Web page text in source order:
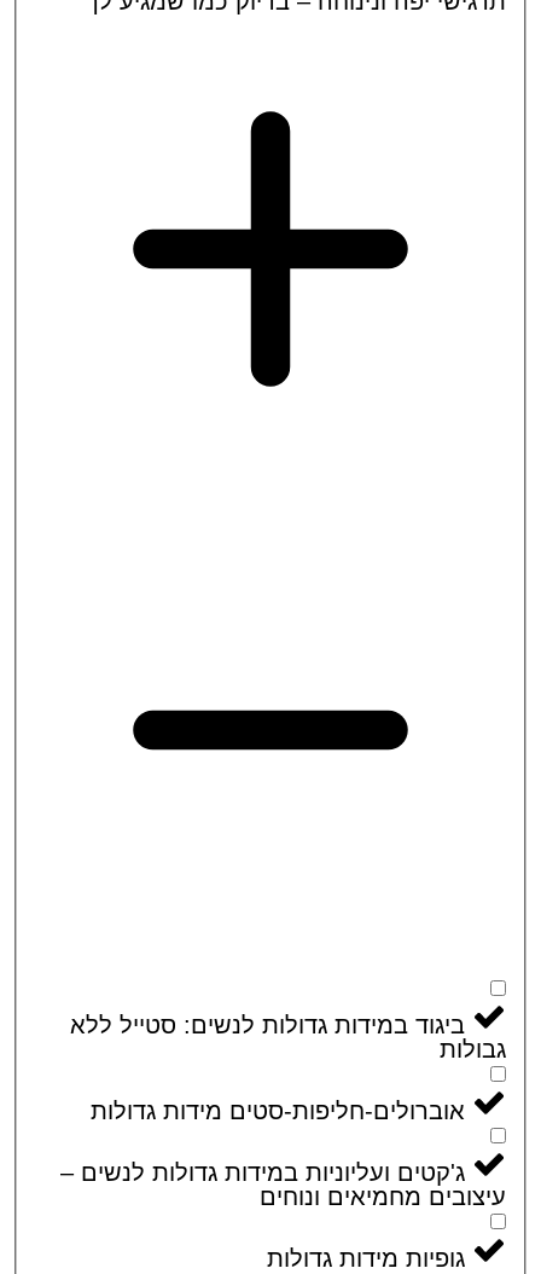
ביגוד במידות גדולות לנשים: סטייל ללא
אוברולים-חליפות-סטים מידות גדולות
ג'קטים ועליוניות במידות גדולות לנשים –
מחמיאים ונוחים
גופיות מידות גדולות